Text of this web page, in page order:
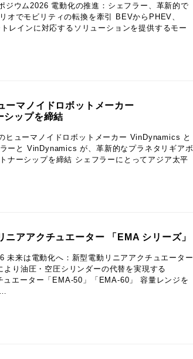
ジウム2026 電動化の推進：シェフラー、革新的で
オでモビリティの転換を牽引 BEVからPHEV、
レインに対応するソリューションを提供するモー
ーマノイドロボットメーカー
ップを締結
ヒューマノイドロボットメーカー VinDynamics と
ーと VinDynamics が、革新的なプラネタリギアボ
ナーシップを締結 シェフラーにとってアジア太平
アアクチュエーター 「EMA シリーズ」
未来は電動化へ：新型電動リニアアクチュエーター
り油圧・空圧シリンダーの代替を実現する
エーター「EMA‑50」「EMA‑60」 容量レンジを